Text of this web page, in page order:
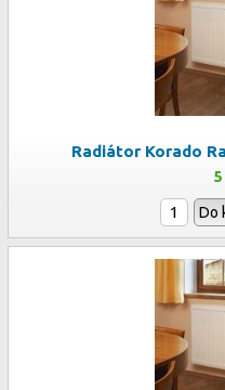
Radiátor Korado
5
Do